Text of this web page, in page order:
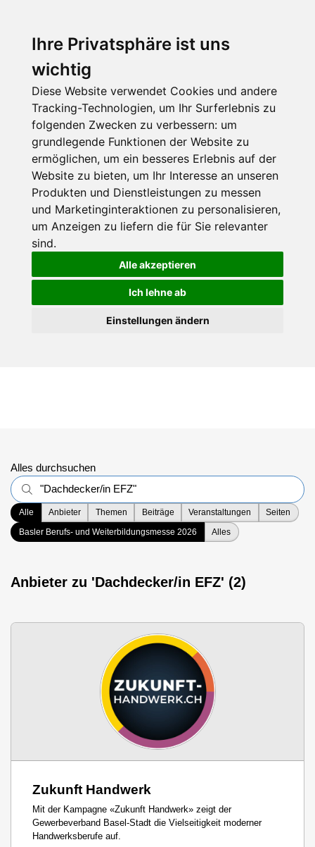
Ihre Privatsphäre ist uns
wichtig
Diese Website verwendet Cookies und andere
Tracking-Technologien, um Ihr Surferlebnis zu
folgenden Zwecken zu verbessern: um
grundlegende Funktionen der Website zu
ermöglichen, um ein besseres Erlebnis auf der
Website zu bieten, um Ihr Interesse an unseren
Produkten und Dienstleistungen zu messen
und Marketinginteraktionen zu personalisieren,
um Anzeigen zu liefern die für Sie relevanter
sind.
Alle akzeptieren
Ich lehne ab
Einstellungen ändern
Alles durchsuchen
Alle Anbieter Themen Beiträge Veranstaltungen
Seiten
Basler Berufs- und Weiterbildungsmesse 2026
Alles
Anbieter zu 'Dachdecker/in EFZ' (2)
Zukunft Handwerk
Mit der Kampagne «Zukunft Handwerk» zeigt der
Gewerbeverband Basel-Stadt die Vielseitigkeit moderner
Handwerksberufe auf.